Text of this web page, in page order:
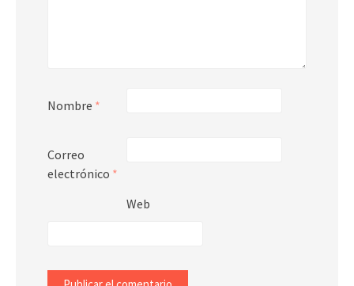
Nombre *
Correo
electrónico *
Web